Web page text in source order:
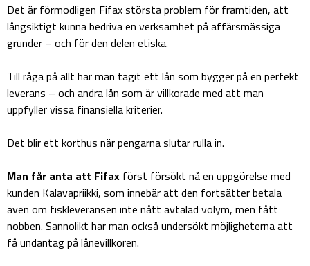
Det är förmodligen Fifax största problem för framtiden, att
långsiktigt kunna bedriva en verksamhet på affärsmässiga
grunder – och för den delen etiska.
Till råga på allt har man tagit ett lån som bygger på en perfekt
leverans – och andra lån som är villkorade med att man
uppfyller vissa finansiella kriterier.
Det blir ett korthus när pengarna slutar rulla in.
Man får anta att Fifax först försökt nå en uppgörelse med
kunden Kalavapriikki, som innebär att den fortsätter betala
även om fiskleveransen inte nått avtalad volym, men fått
nobben. Sannolikt har man också undersökt möjligheterna att
få undantag på lånevillkoren.